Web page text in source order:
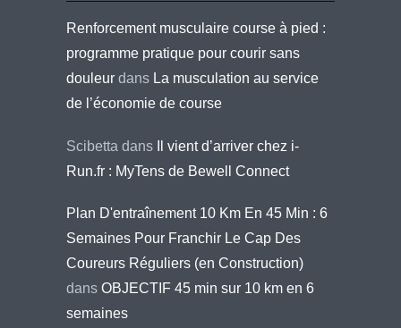
Renforcement musculaire course à pied :
programme pratique pour courir sans
douleur dans La musculation au service
de l’économie de course
Scibetta dans
Il vient d’arriver chez i-
Run.fr : MyTens de Bewell Connect
Plan D'entraînement 10 Km En 45 Min : 6
Semaines Pour Franchir Le Cap Des
Coureurs Réguliers (en Construction)
dans OBJECTIF 45 min sur 10 km en 6
semaines